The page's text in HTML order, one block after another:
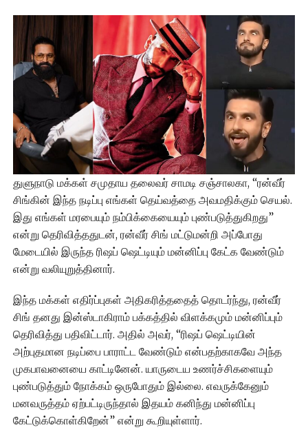
துளுநாடு மக்கள் சமுதாய தலைவர் சாமடி சஞ்சாலகா, “ரன்வீர்
சிங்கின் இந்த நடிப்பு எங்கள் தெய்வத்தை அவமதிக்கும் செயல்.
இது எங்கள் மரபையும் நம்பிக்கையையும் புண்படுத்துகிறது”
என்று தெரிவித்ததுடன், ரன்வீர் சிங் மட்டுமன்றி அப்போது
மேடையில் இருந்த ரிஷப் ஷெட்டியும் மன்னிப்பு கேட்க வேண்டும்
என்று வலியுறுத்தினார்.
இந்த மக்கள் எதிர்ப்புகள் அதிகரித்ததைத் தொடர்ந்து, ரன்வீர்
சிங் தனது இன்ஸ்டாகிராம் பக்கத்தில் விளக்கமும் மன்னிப்பும்
தெரிவித்து பதிவிட்டார். அதில் அவர், “ரிஷப் ஷெட்டியின்
அற்புதமான நடிப்பை பாராட்ட வேண்டும் என்பதற்காகவே அந்த
முகபாவனையை காட்டினேன். யாருடைய உணர்ச்சிகளையும்
புண்படுத்தும் நோக்கம் ஒருபோதும் இல்லை. எவருக்கேனும்
மனவருத்தம் ஏற்பட்டிருந்தால் இதயம் கனிந்து மன்னிப்பு
கேட்டுக்கொள்கிறேன்” என்று கூறியுள்ளார்.